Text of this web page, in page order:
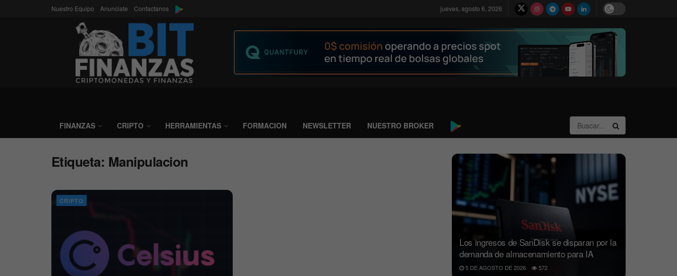
Nuestro Equipo Anunciate Contactanos jueves, agosto 6, 2026
FINANZAS CRIPTO HERRAMIENTAS FORMACION NEWSLETTER NUESTRO BROKER
Etiqueta: Manipulacion
CRIPTO
Los ingresos de SanDisk se disparan por la
demanda de almacenamiento para IA
5 DE AGOSTO DE 2026 572